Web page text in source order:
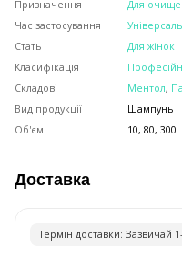
Призначення
Для
Час застосування
Стать
Для жінок
Класифікація
Складові
Ментол,
Вид продукції
Шампунь
Об'єм
10, 80, 300
Доставка
Термiн доставки: Зазвичай